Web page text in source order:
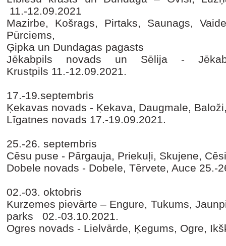
11.-12.09.2021
Mazirbe, Košrags, Pirtaks, Saunags,
Pūrciems,
Ģipka un Dundagas pagasts
Jēkabpils novads un Sēlija -
Krustpils 11.-12.09.2021.
17.-19.septembris
Ķekavas novads - Ķekava, Daugmale,
Līgatnes novads 17.-19.09.2021.
25.-26. septembris
Cēsu puse - Pārgauja, Priekuļi, Skujene,
Dobele novads - Dobele, Tērvete, Auce 25.-
02.-03. oktobris
Kurzemes pievārte – Engure, Tukums,
parks 02.-03.10.2021.
Ogres novads - Lielvārde, Ķegums, Ogre,